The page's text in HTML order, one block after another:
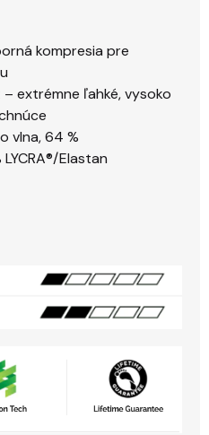
kompresia pre
extrémne ľahké, vysoko
vlna, 64 %
Elastan